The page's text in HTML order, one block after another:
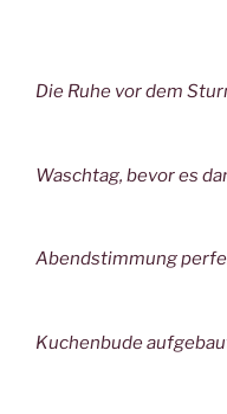
Die Ruhe vor dem
Waschtag, bevor es
Abendstimmung
Kuchenbude